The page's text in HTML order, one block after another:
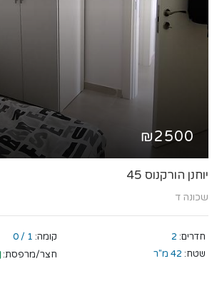
₪2500
יוחנן הורקנוס 45
שכונה ד
חדרים: 2 קומה: 1 / 0
שטח: 42 מ"ר חצר/מרפסת: